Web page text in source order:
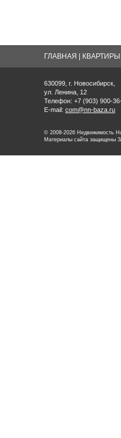
ГЛАВНАЯ КВАРТИРЫ
630099, г. Новосибирск,
ул. Ленина, 12
Телефон: +7 (903) 900-
E-mail: com@nn-baza.ru
© 2008-2026 Недвижимость
Материалы сайта защищены